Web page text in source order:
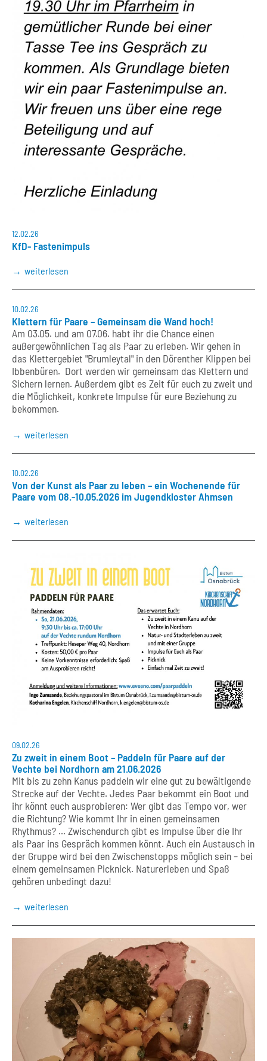
12.02.26
KfD- Fastenimpuls
weiterlesen
10.02.26
Klettern für Paare – Gemeinsam die Wand hoch!
Am 03.05. und am 07.06. habt ihr die Chance einen
außergewöhnlichen Tag als Paar zu erleben. Wir gehen in
das Klettergebiet "Brumleytal" in den Dörenther Klippen bei
Ibbenbüren. Dort werden wir gemeinsam das Klettern und
Sichern lernen. Außerdem gibt es Zeit für euch zu zweit und
die Möglichkeit, konkrete Impulse für eure Beziehung zu
bekommen.
weiterlesen
10.02.26
Von der Kunst als Paar zu leben – ein Wochenende für
Paare vom 08.-10.05.2026 im Jugendkloster Ahmsen
weiterlesen
09.02.26
Zu zweit in einem Boot – Paddeln für Paare auf der
Vechte bei Nordhorn am 21.06.2026
Mit bis zu zehn Kanus paddeln wir eine gut zu bewältigende
Strecke auf der Vechte. Jedes Paar bekommt ein Boot und
ihr könnt euch ausprobieren: Wer gibt das Tempo vor, wer
die Richtung? Wie kommt Ihr in einen gemeinsamen
Rhythmus? ... Zwischendurch gibt es Impulse über die Ihr
als Paar ins Gespräch kommen könnt. Auch ein Austausch in
der Gruppe wird bei den Zwischenstopps möglich sein – bei
einem gemeinsamen Picknick. Naturerleben und Spaß
gehören unbedingt dazu!
weiterlesen